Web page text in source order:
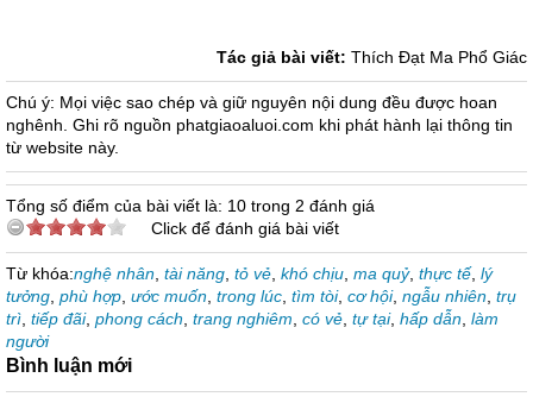
Tác giả bài viết: Thích Đạt Ma Phổ Giác
Chú ý: Mọi việc sao chép và giữ nguyên nội dung đều được hoan
nghênh. Ghi rõ nguồn phatgiaoaluoi.com khi phát hành lại thông tin
từ website này.
Tổng số điểm của bài viết là: 10 trong 2 đánh giá
Click để đánh giá bài viết
Từ khóa:nghệ nhân tài năng tỏ vẻ khó chịu ma quỷ, thực tế, lý
tưởng phù hợp ước muốn trong lúc tìm tòi, cơ hội, ngẫu nhiên trụ
trì tiếp đãi, phong cách trang nghiêm có vẻ tự tại, hấp dẫn làm
người
Bình luận mới